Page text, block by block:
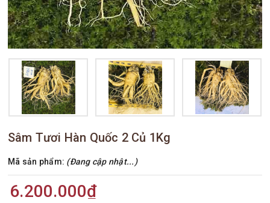
Sâm Tươi Hàn Quốc 2 Củ 1Kg
Mã sản phẩm: (Đang cập nhật...)
6.200.000₫